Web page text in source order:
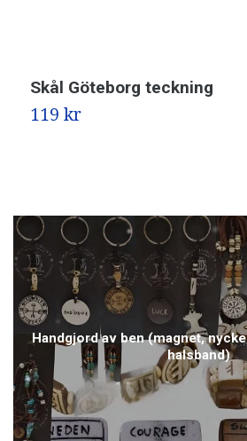
Handgjord av ben (magnet,
halsband)
Skål Göteborg teckning
119 kr